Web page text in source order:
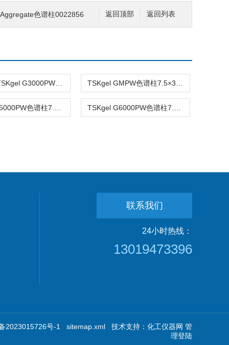
返回列表
返回顶部
色谱柱0022856
联系我们
24小时热线：
13019473396
2023015726号-1 sitemap.xml 技术支持： 化工仪器网 管
理登陆